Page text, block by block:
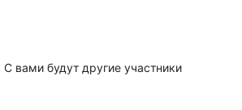
вами будут другие участники